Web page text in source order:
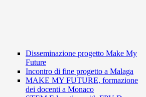
Disseminazione progetto Make My
Future
Incontro di fine progetto a Malaga
MAKE MY FUTURE, formazione
dei docenti a Monaco